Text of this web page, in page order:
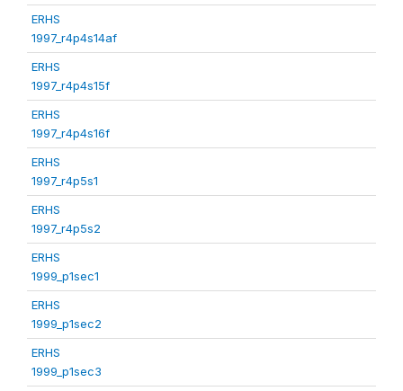
ERHS
1997_r4p4s14af
ERHS
1997_r4p4s15f
ERHS
1997_r4p4s16f
ERHS
1997_r4p5s1
ERHS
1997_r4p5s2
ERHS
1999_p1sec1
ERHS
1999_p1sec2
ERHS
1999_p1sec3